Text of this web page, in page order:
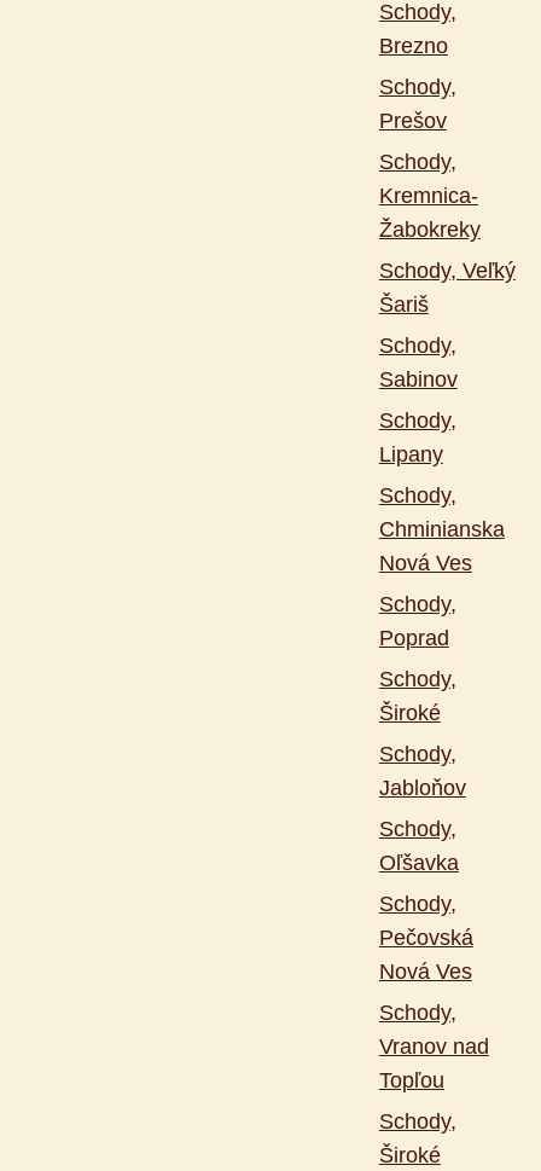
Schody,
Brezno
Schody,
Prešov
Schody,
Kremnica-
Žabokreky
Schody, Veľký
Šariš
Schody,
Sabinov
Schody,
Lipany
Schody,
Chminianska
Nová Ves
Schody,
Poprad
Schody,
Široké
Schody,
Jabloňov
Schody,
Oľšavka
Schody,
Pečovská
Nová Ves
Schody,
Vranov nad
Topľou
Schody,
Široké